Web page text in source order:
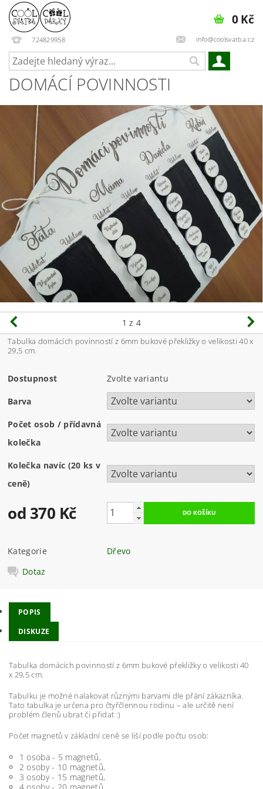
724829958 info@coolsvatba.cz
0 Kč
DOMÁCÍ POVINNOSTI
1 z 4
Tabulka domácích povinností z 6mm bukové překližky o velikosti 40 x
29,5 cm.
Dostupnost Zvolte variantu
Barva
Počet osob / přídavná
kolečka
Kolečka navíc (20 ks v
ceně)
od 370 Kč
Kategorie
Dřevo
Dotaz
POPIS
DISKUZE
Tabulka domácích povinností z 6mm bukové překližky o velikosti 40
x 29,5 cm.
Tabulku je možné nalakovat různými barvami dle přání zákazníka.
Tato tabulka je určena pro čtyřčlennou rodinu – ale určitě není
problém členů ubrat či přidat :)
Počet magnetů v základní ceně se liší podle počtu osob:
1 osoba - 5 magnetů,
2 osoby - 10 magnetů,
3 osoby - 15 magnetů,